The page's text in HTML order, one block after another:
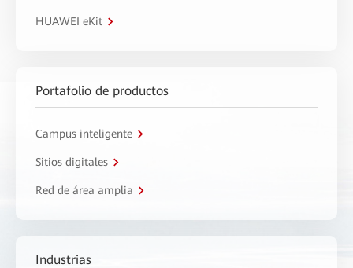
HUAWEI eKit
Portafolio de productos
Campus inteligente
Sitios digitales
Red de área amplia
Industrias